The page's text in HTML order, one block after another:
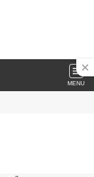
MENU